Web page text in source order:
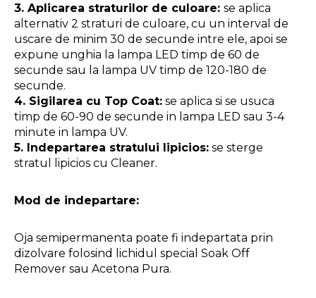
3. Aplicarea straturilor de culoare: se aplica
alternativ 2 straturi de culoare, cu un interval de
uscare de minim 30 de secunde intre ele, apoi se
expune unghia la lampa LED timp de 60 de
secunde sau la lampa UV timp de 120-180 de
secunde.
4. Sigilarea cu Top Coat: se aplica si se usuca
timp de 60-90 de secunde in lampa LED sau 3-4
minute in lampa UV.
5. Indepartarea stratului lipicios: se sterge
stratul lipicios cu Cleaner.
Mod de indepartare:
Oja semipermanenta poate fi indepartata prin
dizolvare folosind lichidul special Soak Off
Remover sau Acetona Pura.